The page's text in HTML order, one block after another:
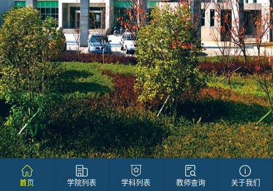
首页 学院列表 学科列表 教师查询 关于我们